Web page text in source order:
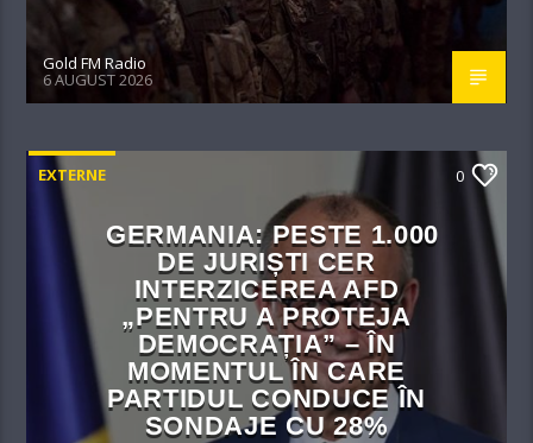
Gold FM Radio
6 AUGUST 2026
EXTERNE 0
GERMANIA: PESTE 1.000
DE JURIȘTI CER
INTERZICEREA AFD
„PENTRU A PROTEJA
DEMOCRAȚIA” – ÎN
MOMENTUL ÎN CARE
PARTIDUL CONDUCE ÎN
SONDAJE CU 28%